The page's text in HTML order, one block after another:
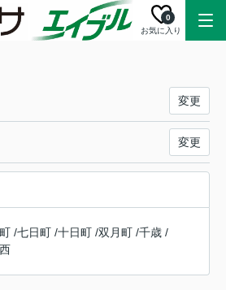
お気に入り
0
変更
変更
/七日町 /十日町 /双月町 /千歳 /